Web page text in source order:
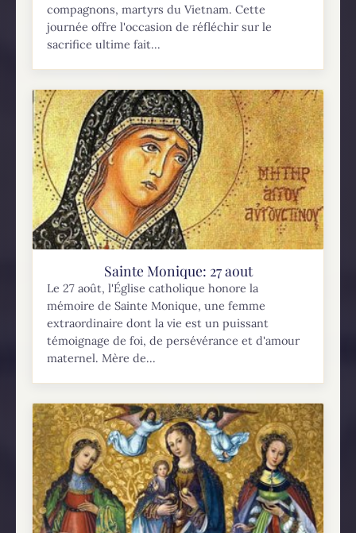
compagnons, martyrs du Vietnam. Cette
journée offre l'occasion de réfléchir sur le
sacrifice ultime fait...
Sainte Monique: 27 aout
Le 27 août, l'Église catholique honore la
mémoire de Sainte Monique, une femme
extraordinaire dont la vie est un puissant
témoignage de foi, de persévérance et d'amour
maternel. Mère de...